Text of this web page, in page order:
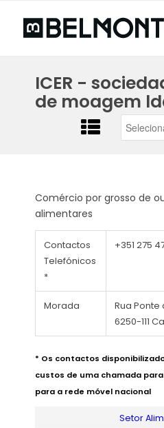
ICER -
de moagem
Comércio por grosso de
alimentares
Contactos
Telefónicos
*
+351 275
Morada
Rua
6250-111
* Os contactos
custos de uma chamada
para a rede móvel nacional
Setor